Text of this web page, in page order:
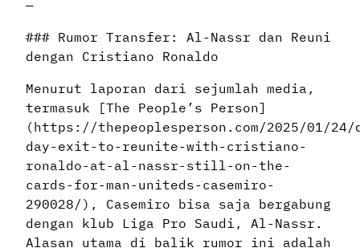
—
### Rumor Transfer: Al-Nassr dan Reuni
dengan Cristiano Ronaldo
Menurut laporan dari sejumlah media,
termasuk [The People’s Person]
(https://thepeoplesperson.com/2025/01/
day-exit-to-reunite-with-cristiano-
ronaldo-at-al-nassr-still-on-the-
cards-for-man-uniteds-casemiro-
290028/), Casemiro bisa saja bergabung
dengan klub Liga Pro Saudi, Al-Nassr.
Alasan utama di balik rumor ini adalah